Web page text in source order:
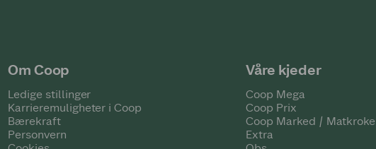
Om Coop
Ledige stillinger
Karrieremuligheter i Coop
Bærekraft
Personvern
Våre kjeder
Coop Mega
Coop Prix
Coop Marked /
Extra